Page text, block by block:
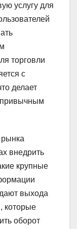
услугу для
торговли
с
делает
внедрить
крупные
выхода
которые
оборот